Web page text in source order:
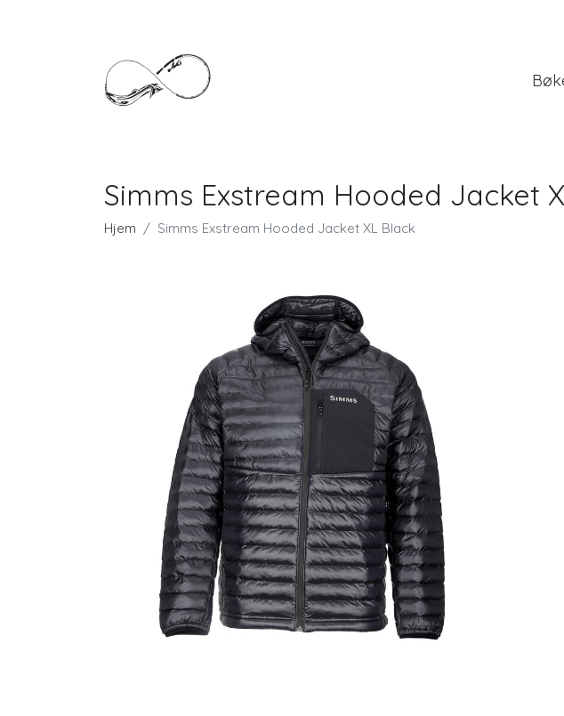
Simms Exstream Hooded Jacket
Hjem Simms Exstream Hooded Jacket XL Black